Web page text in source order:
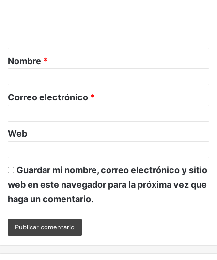
a
r
o
*
Nombre *
Correo electrónico *
Web
Guardar mi nombre, correo electrónico y sitio
web en este navegador para la próxima vez que
haga un comentario.